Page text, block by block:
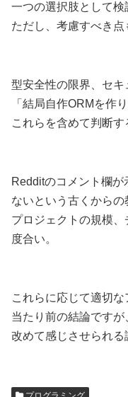
一つの選択肢として検
ただし、考慮すべき点
型安全性の限界、セ
「結局自作ORMを作
これらを含めて判断す
Redditのコメント欄
ないという古くからの
プロジェクトの規模
度合い。
これらに応じて適切な
当たり前の結論です
改めて感じさせられる